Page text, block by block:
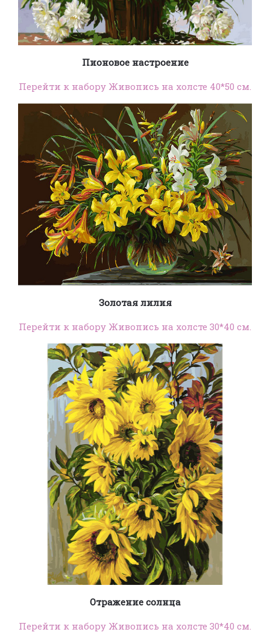
Пионовое настроение
Перейти к набору Живопись на холсте 40*50 см.
Золотая лилия
Перейти к набору Живопись на холсте 30*40 см.
Отражение солнца
Перейти к набору Живопись на холсте 30*40 см.